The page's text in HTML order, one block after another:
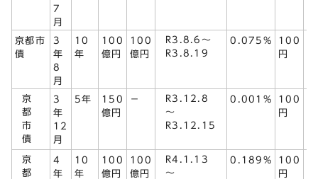
7
月
京都市
債
3
年
8
月
10
年
100
億円
100
億円
R3.8.6～
R3.8.19
0.075%
100
円
京
都
市
債
3
年
12
月
5年
150
億円
－
R3.12.8
～
R3.12.15
0.001%
100
円
京
都
4
年
10
年
100
億円
100
億円
R4.1.13
～
0.189%
100
円